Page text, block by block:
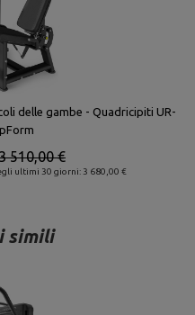
delle gambe - Quadricipiti UR-
ultimi 30 giorni: 3 680,00 €
510,00 €
simili